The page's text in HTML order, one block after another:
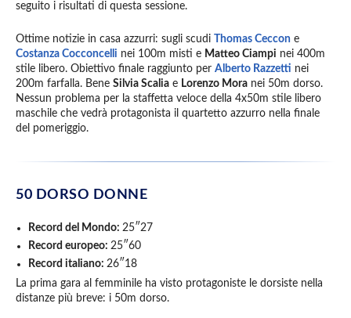
seguito i risultati di questa sessione.
Ottime notizie in casa azzurri: sugli scudi Thomas Ceccon e
Costanza Cocconcelli nei 100m misti e Matteo Ciampi nei 400m
stile libero. Obiettivo finale raggiunto per Alberto Razzetti nei
200m farfalla. Bene Silvia Scalia e Lorenzo Mora nei 50m dorso.
Nessun problema per la staffetta veloce della 4x50m stile libero
maschile che vedrà protagonista il quartetto azzurro nella finale
del pomeriggio.
50 DORSO DONNE
Record del Mondo: 25″27
Record europeo: 25″60
Record italiano: 26″18
La prima gara al femminile ha visto protagoniste le dorsiste nella
distanze più breve: i 50m dorso.